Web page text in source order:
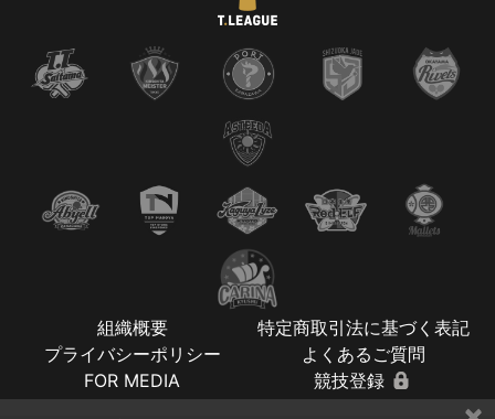
組織概要
特定商取引法に基づく表記
プライバシーポリシー
よくあるご質問
FOR MEDIA
競技登録